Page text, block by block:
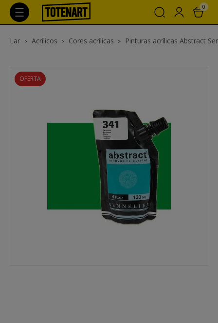
0
Lar Acrílicos Cores acrílicas Pinturas acrílicas Abstract
OFERTA